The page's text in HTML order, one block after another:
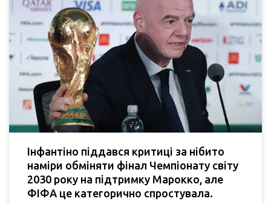
Інфантіно піддався критиці за нібито
наміри обміняти фінал Чемпіонату світу
2030 року на підтримку Марокко, але
ФІФА це категорично спростувала.